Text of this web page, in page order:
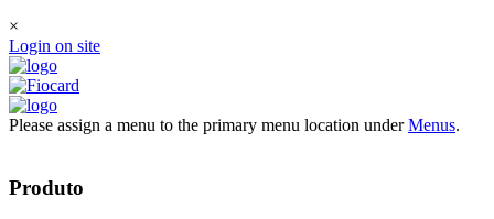
×
Login on site
Please assign a menu to the primary menu location underMenus.
Produto